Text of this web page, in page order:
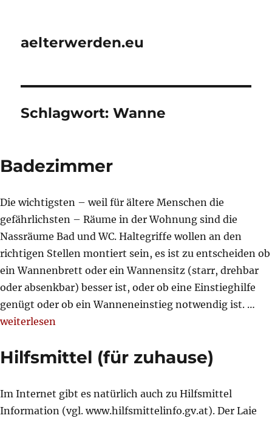
aelterwerden.eu
Schlagwort:Wanne
Badezimmer
Die wichtigsten – weil für ältere Menschen die
gefährlichsten – Räume in der Wohnung sind die
Nassräume Bad und WC. Haltegriffe wollen an den
richtigen Stellen montiert sein, es ist zu entscheiden ob
ein Wannenbrett oder ein Wannensitz (starr, drehbar
oder absenkbar) besser ist, oder ob eine Einstieghilfe
genügt oder ob ein Wanneneinstieg notwendig ist. …
„Badezimmer“
weiterlesen
Hilfsmittel (für zuhause)
Im Internet gibt es natürlich auch zu Hilfsmittel
Information (vgl. www.hilfsmittelinfo.gv.at). Der Laie